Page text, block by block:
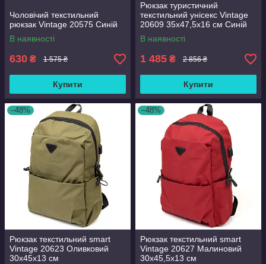
Чоловічий текстильний
рюкзак Vintage 20575 Синій
В наявності
630 ₴ 1 575 ₴
Купити
Рюкзак туристичний
текстильний унісекс Vintage
20609 35х47,5х16 см Синій
В наявності
1 485 ₴ 2 856 ₴
Купити
–48%
Рюкзак текстильний smart
Vintage 20623 Оливковий
30х45х13 см
–48%
Рюкзак текстильний smart
Vintage 20627 Малиновий
30х45,5х13 см